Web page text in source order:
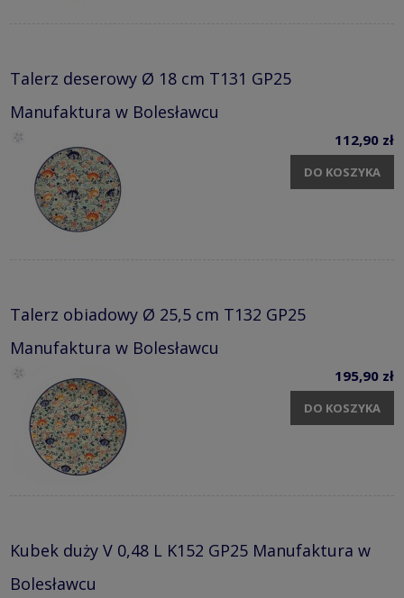
Talerz deserowy Ø 18 cm T131 GP25
Manufaktura w Bolesławcu
112,90 zł
DO KOSZYKA
Talerz obiadowy Ø 25,5 cm T132 GP25
Manufaktura w Bolesławcu
195,90 zł
DO KOSZYKA
Kubek duży V 0,48 L K152 GP25 Manufaktura w
Bolesławcu